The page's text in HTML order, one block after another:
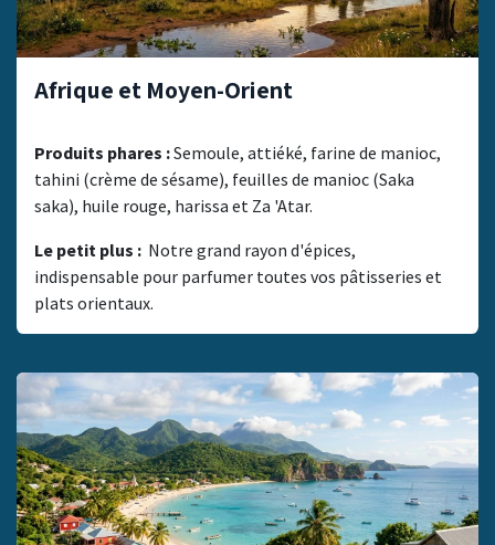
Afrique et Moyen-Orient
Produits phares :Semoule, attiéké, farine de manioc,
tahini (crème de sésame), feuilles de manioc (Saka
saka), huile rouge, harissa et Za 'Atar.
Le petit plus : Notre grand rayon d'épices,
indispensable pour parfumer toutes vos pâtisseries et
plats orientaux.